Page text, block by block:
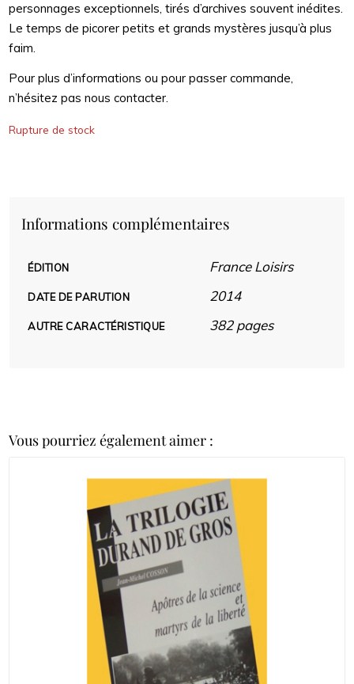
personnages exceptionnels, tirés d’archives souvent inédites.
Le temps de picorer petits et grands mystères jusqu’à plus
faim.
Pour plus d’informations ou pour passer commande,
n’hésitez pas nous contacter.
Rupture de stock
Informations complémentaires
ÉDITION France Loisirs
DATE DE PARUTION 2014
AUTRE CARACTÉRISTIQUE 382 pages
Vous pourriez également aimer :